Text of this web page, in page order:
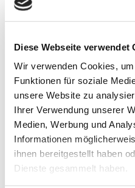
Diese Webseite verwendet
Wir verwenden Cookies,
Funktionen für soziale
unsere Website zu
Ihrer Verwendung unserer
Medien, Werbung und
Informationen
ihnen bereitgestellt haben
Dienste gesammelt haben.
lebenswichtiger
Person oder einer
Person erforderlich ist.
Person schwer verletzt
personenbezogenen
weitergegeben werden.
Die Verarbeitung
DSGVO, wenn die